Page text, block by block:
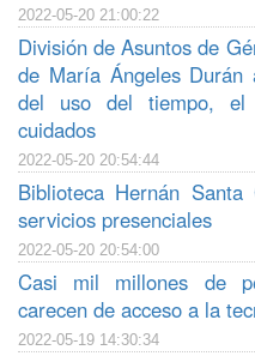
2022-05-20 21:00:22
División de Asuntos de
de María Ángeles
del uso del tiempo, el
cuidados
2022-05-20 20:54:44
Biblioteca Hernán
servicios presenciales
2022-05-20 20:54:00
Casi mil millones de
carecen de acceso a la
2022-05-19 14:30:34